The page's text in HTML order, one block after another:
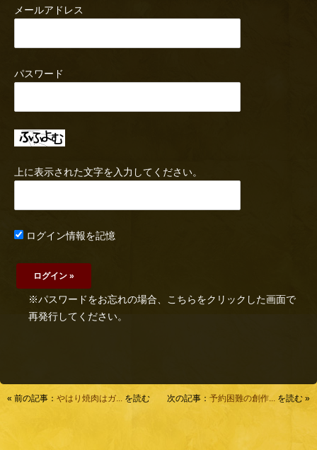
メールアドレス
パスワード
上に表示された文字を入力してください。
ログイン情報を記憶
※パスワードをお忘れの場合、こちらをクリックした画面で
再発行してください。
« 前の記事： やはり焼肉はガ... を読む 次の記事： 予約困難の創作... を読む »